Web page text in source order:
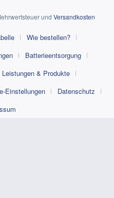
und Versandkosten
Wie bestellen?
Batterieentsorgung
Leistungen & Produkte
Einstellungen
Datenschutz